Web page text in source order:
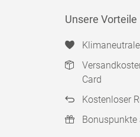
Unsere Vorteile
Card
Kostenloser
Bonuspunkte